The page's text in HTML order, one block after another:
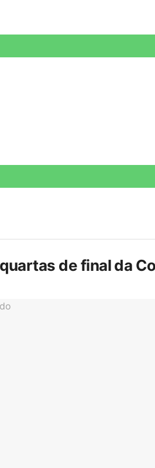
de final da